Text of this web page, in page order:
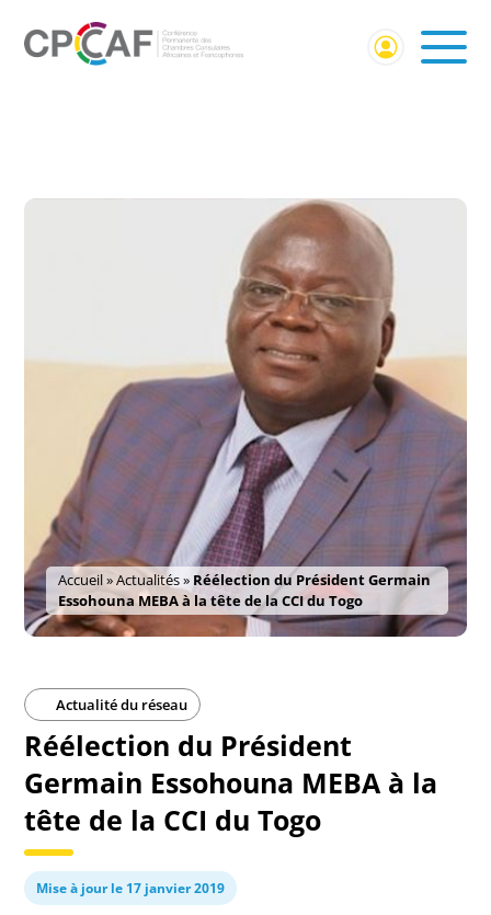
Accueil»Actualités» Réélection du Président Germain
Essohouna MEBA à la tête de la CCI du Togo
Actualité du réseau
Réélection du Président
Germain Essohouna MEBA à la
tête de la CCI du Togo
Mise à jour le 17 janvier 2019